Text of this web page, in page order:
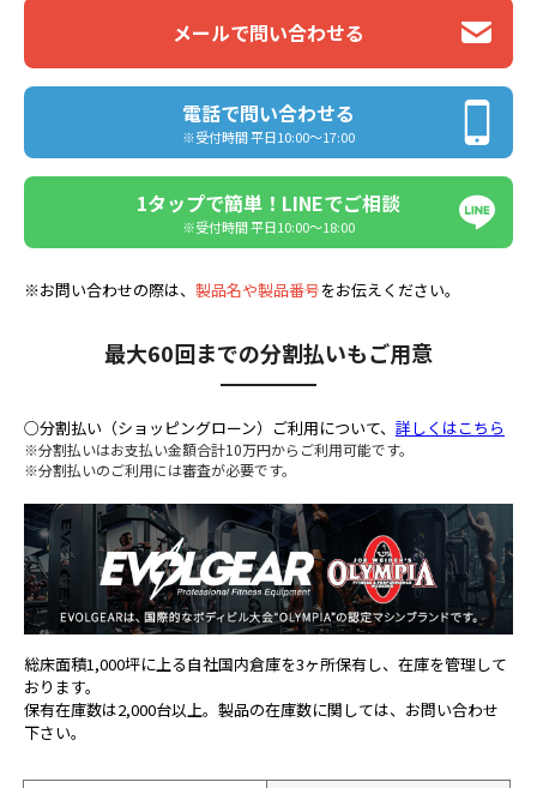
メールで問い合わせる
電話で問い合わせる
※受付時間 平日10:00〜17:00
1タップで簡単！LINEでご相談
※受付時間 平日10:00〜18:00
※お問い合わせの際は、 製品名や製品番号をお伝えください。
最大60回までの分割払いもご用意
○分割払い（ショッピングローン）ご利用について、 詳しくはこちら
※分割払いはお支払い金額合計10万円からご利用可能です。
※分割払いのご利用には審査が必要です。
総床面積1,000坪に上る自社国内倉庫を3ヶ所保有し、在庫を管理して
おります。
保有在庫数は2,000台以上。製品の在庫数に関しては、お問い合わせ
下さい。